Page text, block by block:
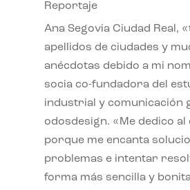
Reportaje
Ana Segovia Ciudad Real,
apellidos de ciudades y
anécdotas debido a mi
socia co-fundadora del
industrial y comunicación
odosdesign. «Me dedico al
porque me encanta
problemas e intentar
forma más sencilla y